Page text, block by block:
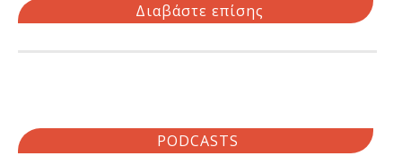
Διαβάστε επίσης
PODCASTS